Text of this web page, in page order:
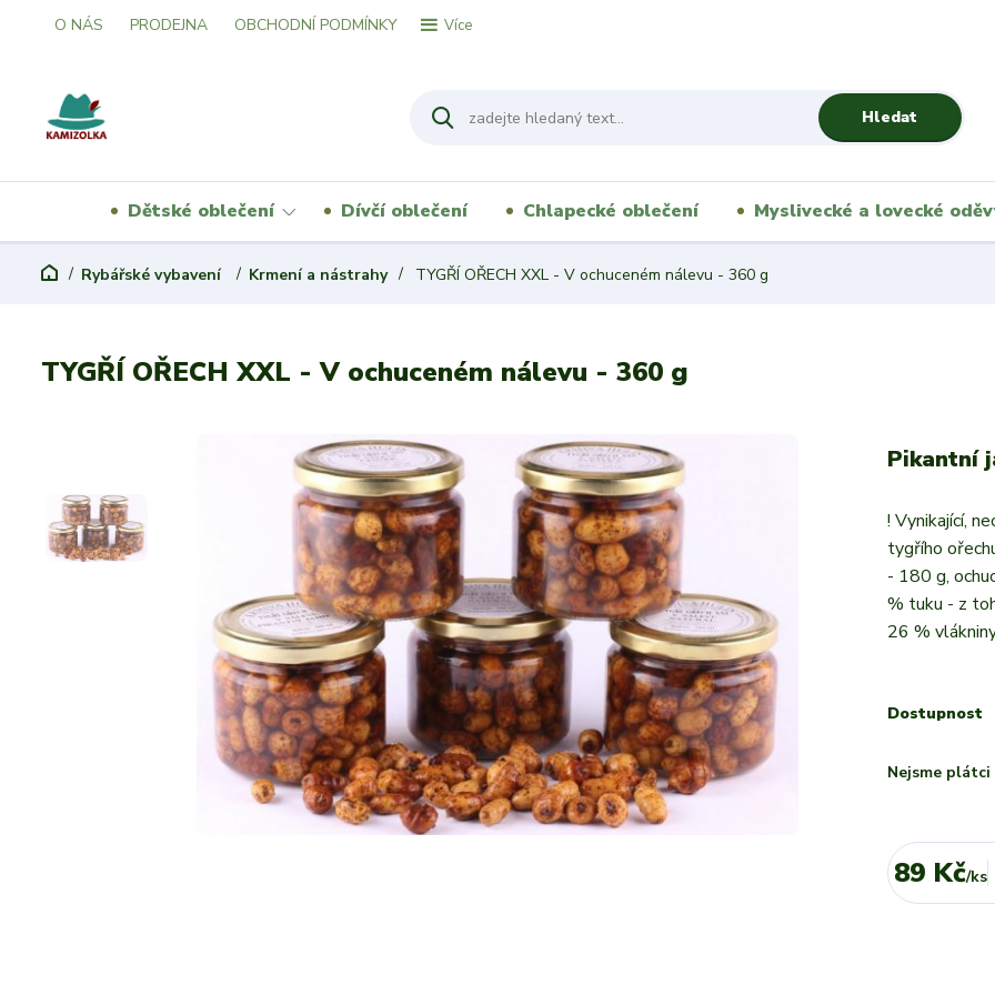
O NÁS PRODEJNA OBCHODNÍ PODMÍNKY Více
Hledat
Dětské oblečení Dívčí oblečení Chlapecké oblečení Myslivecké a lovecké
Rybářské vybavení Krmení a nástrahy TYGŘÍ OŘECH XXL - V ochuceném nálevu - 360 g
TYGŘÍ OŘECH XXL - V ochuceném nálevu - 360 g
Pikantní
! Vynikající,
tygřího
- 180 g,
% tuku - z
26 %
Dostupnost
Nejsme plátci
89 Kč/ks